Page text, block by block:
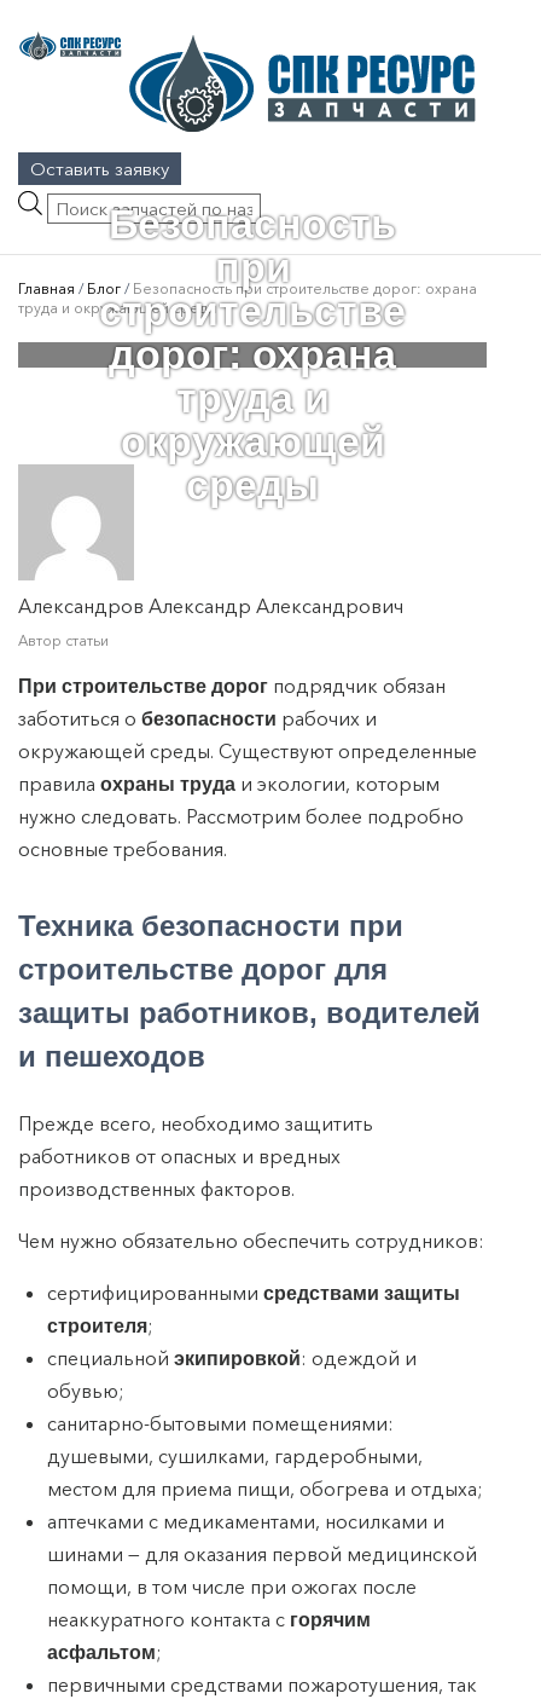
Оставить заявку
Поиск
товаров
Главная / Блог / Безопасность при строительстве дорог: охрана
труда и окружающей среды
Безопасность
при
строительстве
дорог: охрана
труда и
окружающей
среды
Александров Александр Александрович
Автор статьи
При строительстве дорог подрядчик обязан
заботиться о безопасности рабочих и
окружающей среды. Существуют определенные
правила охраны труда и экологии, которым
нужно следовать. Рассмотрим более подробно
основные требования.
Техника безопасности при
строительстве дорог для
защиты работников, водителей
и пешеходов
Прежде всего, необходимо защитить
работников от опасных и вредных
производственных факторов.
Чем нужно обязательно обеспечить сотрудников:
сертифицированными средствами защиты
строителя;
специальной экипировкой: одеждой и
обувью;
санитарно-бытовыми помещениями:
душевыми, сушилками, гардеробными,
местом для приема пищи, обогрева и отдыха;
аптечками с медикаментами, носилками и
шинами — для оказания первой медицинской
помощи, в том числе при ожогах после
неаккуратного контакта с горячим
асфальтом;
первичными средствами пожаротушения, так